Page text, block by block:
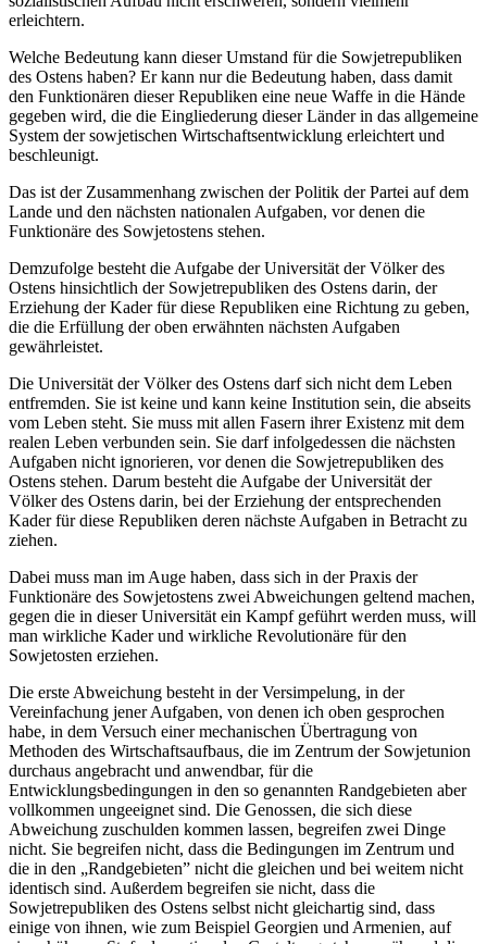
erleichtern.
Welche Bedeutung kann dieser Umstand für die Sowjetrepubliken
des Ostens haben? Er kann nur die Bedeutung haben, dass damit
den Funktionären dieser Republiken eine neue Waffe in die Hände
gegeben wird, die die Eingliederung dieser Länder in das allgemeine
System der sowjetischen Wirtschaftsentwicklung erleichtert und
beschleunigt.
Das ist der Zusammenhang zwischen der Politik der Partei auf dem
Lande und den nächsten nationalen Aufgaben, vor denen die
Funktionäre des Sowjetostens stehen.
Demzufolge besteht die Aufgabe der Universität der Völker des
Ostens hinsichtlich der Sowjetrepubliken des Ostens darin, der
Erziehung der Kader für diese Republiken eine Richtung zu geben,
die die Erfüllung der oben erwähnten nächsten Aufgaben
gewährleistet.
Die Universität der Völker des Ostens darf sich nicht dem Leben
entfremden. Sie ist keine und kann keine Institution sein, die abseits
vom Leben steht. Sie muss mit allen Fasern ihrer Existenz mit dem
realen Leben verbunden sein. Sie darf infolgedessen die nächsten
Aufgaben nicht ignorieren, vor denen die Sowjetrepubliken des
Ostens stehen. Darum besteht die Aufgabe der Universität der
Völker des Ostens darin, bei der Erziehung der entsprechenden
Kader für diese Republiken deren nächste Aufgaben in Betracht zu
ziehen.
Dabei muss man im Auge haben, dass sich in der Praxis der
Funktionäre des Sowjetostens zwei Abweichungen geltend machen,
gegen die in dieser Universität ein Kampf geführt werden muss, will
man wirkliche Kader und wirkliche Revolutionäre für den
Sowjetosten erziehen.
Die erste Abweichung besteht in der Versimpelung, in der
Vereinfachung jener Aufgaben, von denen ich oben gesprochen
habe, in dem Versuch einer mechanischen Übertragung von
Methoden des Wirtschaftsaufbaus, die im Zentrum der Sowjetunion
durchaus angebracht und anwendbar, für die
Entwicklungsbedingungen in den so genannten Randgebieten aber
vollkommen ungeeignet sind. Die Genossen, die sich diese
Abweichung zuschulden kommen lassen, begreifen zwei Dinge
nicht. Sie begreifen nicht, dass die Bedingungen im Zentrum und
die in den „Randgebieten” nicht die gleichen und bei weitem nicht
identisch sind. Außerdem begreifen sie nicht, dass die
Sowjetrepubliken des Ostens selbst nicht gleichartig sind, dass
einige von ihnen, wie zum Beispiel Georgien und Armenien, auf